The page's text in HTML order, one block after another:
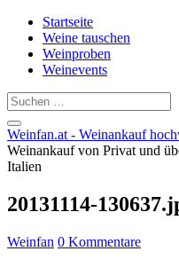
Startseite
Weine tauschen
Weinproben
Weinevents
Weinfan.at - Weinankauf
Weinankauf von Privat und
Italien
20131114-
Weinfan 0 Kommentare